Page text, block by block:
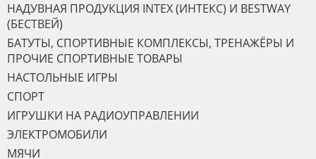
НАДУВНАЯ ПРОДУКЦИЯ INTEX (ИНТЕКС) И BESTWAY
(БЕСТВЕЙ)
БАТУТЫ, СПОРТИВНЫЕ КОМПЛЕКСЫ, ТРЕНАЖЁРЫ И
ПРОЧИЕ СПОРТИВНЫЕ ТОВАРЫ
НАСТОЛЬНЫЕ ИГРЫ
СПОРТ
ИГРУШКИ НА РАДИОУПРАВЛЕНИИ
ЭЛЕКТРОМОБИЛИ
МЯЧИ